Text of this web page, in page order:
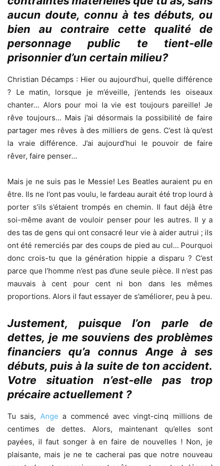
aucun doute, connu à tes débuts, ou
bien au contraire cette qualité de
personnage public te tient-elle
prisonnier d’un certain milieu?
Christian Décamps : Hier ou aujourd’hui, quelle différence
? Le matin, lorsque je m’éveille, j’entends les oiseaux
chanter… Alors pour moi la vie est toujours pareille! Je
rêve toujours… Mais j’ai désormais la possibilité de faire
partager mes rêves à des milliers de gens. C’est là qu’est
la vraie différence. J’ai aujourd’hui le pouvoir de faire
rêver, faire penser…
Mais je ne suis pas le Messie! Les Beatles auraient pu en
être. Ils ne l’ont pas voulu, le fardeau aurait été trop lourd à
porter s’ils s’étaient trompés en chemin. Il faut déjà être
soi-même avant de vouloir penser pour les autres. Il y a
des tas de gens qui ont consacré leur vie à aider autrui ; ils
ont été remerciés par des coups de pied au cul… Pourquoi
donc crois-tu que la génération hippie a disparu ? C’est
parce que l’homme n’est pas d’une seule pièce. Il n’est pas
mauvais à cent pour cent ni bon dans les mêmes
proportions. Alors il faut essayer de s’améliorer, peu à peu.
Justement, puisque l’on parle de
dettes, je me souviens des problèmes
financiers qu’a connus Ange à ses
débuts, puis à la suite de ton accident.
Votre situation n’est-elle pas trop
précaire actuellement ?
Tu sais, Ange a commencé avec vingt-cinq millions de
centimes de dettes. Alors, maintenant qu’elles sont
payées, il faut songer à en faire de nouvelles ! Non, je
plaisante, mais je ne te cacherai pas que notre nouveau